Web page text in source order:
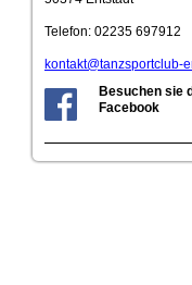
Telefon: 02235 697912
kontakt@tanzsportclub-
Besuchen sie
Facebook